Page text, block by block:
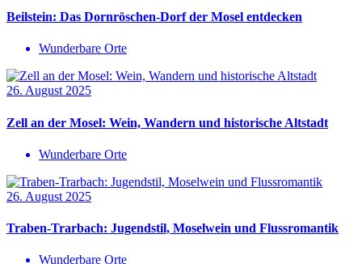
Beilstein: Das Dornröschen-Dorf der Mosel entdecken
Wunderbare Orte
26. August 2025
Zell an der Mosel: Wein, Wandern und historische Altstadt
Wunderbare Orte
26. August 2025
Traben-Trarbach: Jugendstil, Moselwein und Flussromantik
Wunderbare Orte